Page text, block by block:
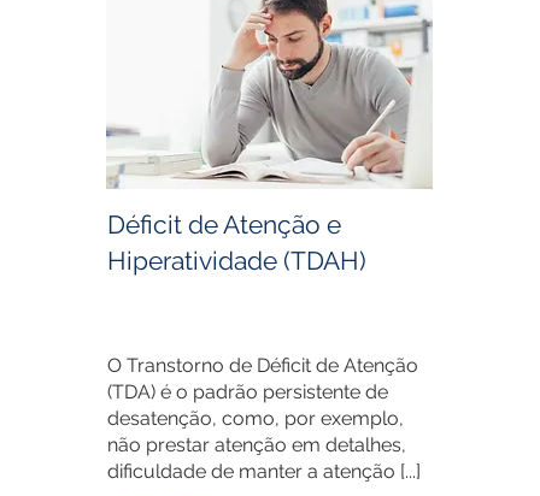
Déficit de Atenção e
Hiperatividade (TDAH)
O Transtorno de Déficit de Atenção
(TDA) é o padrão persistente de
desatenção, como, por exemplo,
não prestar atenção em detalhes,
dificuldade de manter a atenção [...]